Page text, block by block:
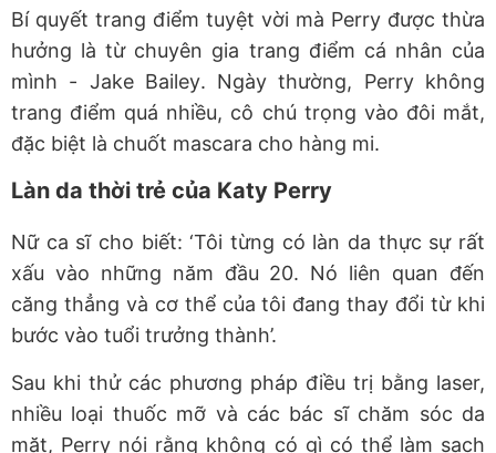
Bíquyết trang điểm tuyệt vời mà Perry được thừa
hưởng làtừ chuyên gia trang điểm cá nhân của
mình - Jake Bailey. Ngày thường, Perry không
trang điểm quá nhiều, cô chú trọng vào đôi mắt,
đặc biệt là chuốt mascara cho hàng mi.
Làn da thời trẻ của Katy Perry
Nữ ca sĩ cho biết:‘Tôi từng có làn da thực sự rất
xấu vào những năm đầu 20. Nó liên quan đến
căng thẳng và cơ thể của tôi đang thay đổi từ khi
bước vào tuổi trưởng thành’.
Sau khi thử các phương pháp điều trị bằng laser,
nhiều loại thuốc mỡ và các bác sĩ chăm sóc da
mặt, Perry nói rằng không có gì có thể làm sạch